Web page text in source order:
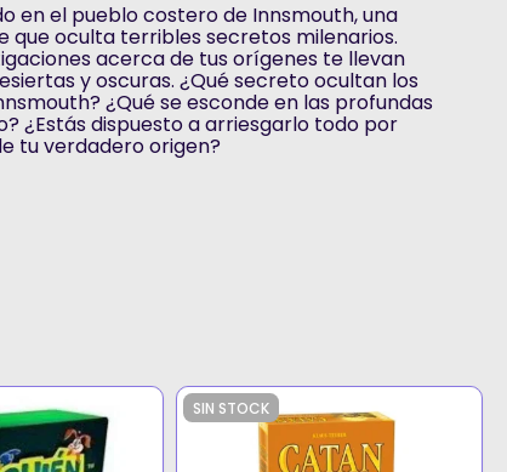
en el pueblo costero de Innsmouth, una
que oculta terribles secretos milenarios.
acerca de tus orígenes te llevan
y oscuras. ¿Qué secreto ocultan los
¿Qué se esconde en las profundas
¿Estás dispuesto a arriesgarlo todo por
tu verdadero origen?
SIN STOCK